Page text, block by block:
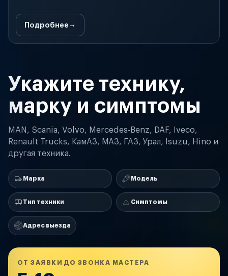
Подробнее
Укажите технику,
марку и симптомы
MAN, Scania, Volvo, Mercedes-Benz, DAF, Iveco,
Renault Trucks, КамАЗ, МАЗ, ГАЗ, Урал, Isuzu, Hino и
другая техника.
Марка Модель
Тип техники Симптомы
Адрес выезда
ОТ ЗАЯВКИ ДО ЗВОНКА МАСТЕРА